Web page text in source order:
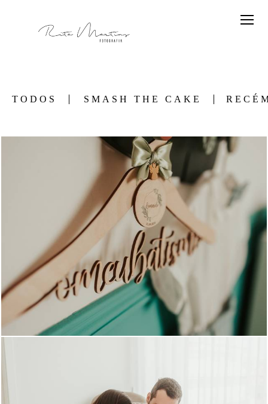
TODOS SMASH THE CAKE
126 0